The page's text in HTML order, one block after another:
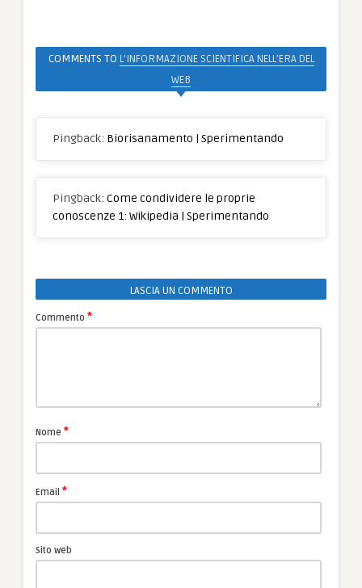
COMMENTS TO L’INFORMAZIONE SCIENTIFICA NELL’ERA DEL
WEB
Pingback: Biorisanamento | Sperimentando
Pingback: Come condividere le proprie
conoscenze 1: Wikipedia | Sperimentando
LASCIA UN COMMENTO
Commento *
Nome *
Email *
Sito web